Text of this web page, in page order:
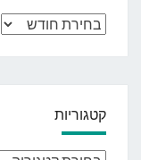
ארכיונים
קטגוריות